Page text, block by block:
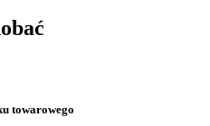
towarowego